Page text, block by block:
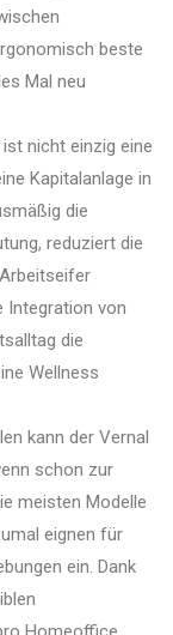
beste
Mal neu
nicht einzig eine
Kapitalanlage in
die
reduziert die
Integration von
die
Wellness
kann der Vernal
schon zur
meisten Modelle
eignen für
ein. Dank